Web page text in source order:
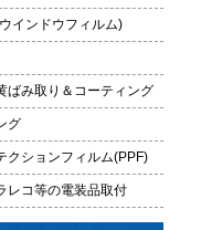
車の花粉シミを
。雨上がりの固着
」と抗酸化防衛
は自分ででき
者依頼の違い・限
グで失敗する人の
はいけない5つの判
インドウフィルム)
ばみ取り＆コーティング
グ
クションフィルム(PPF)
レコ等の電装品取付